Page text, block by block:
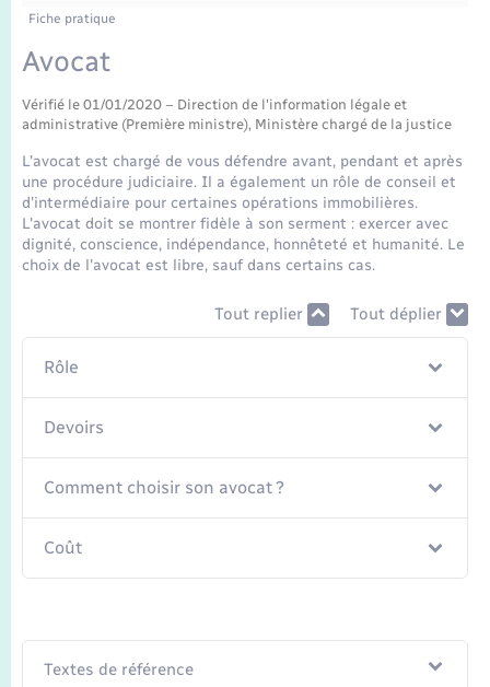
Etat-civil - Papiers - Citoyenneté
Mariage – PACS
Parrainage civil
Recensement
Logement - Urbanisme
Loisirs
Nouvel habitant
Organisation d’événement
Sécurité - Prévention
Seniors
Transports
Transports scolaires
Travaux - Autorisation d’occupation de l’espace
Compétences
Plan interactif
Présentation de la commune
Publications
Fiche pratique
Avocat
Vérifié le 01/01/2020 – Direction de l'information légale et
administrative (Première ministre), Ministère chargé de la justice
L'avocat est chargé de vous défendre avant, pendant et après
une procédure judiciaire. Il a également un rôle de conseil et
d'intermédiaire pour certaines opérations immobilières.
L'avocat doit se montrer fidèle à son serment : exercer avec
dignité, conscience, indépendance, honnêteté et humanité. Le
choix de l'avocat est libre, sauf dans certains cas.
Tout replier Tout déplier
Rôle
Devoirs
Comment choisir son avocat ?
Coût
Textes de référence